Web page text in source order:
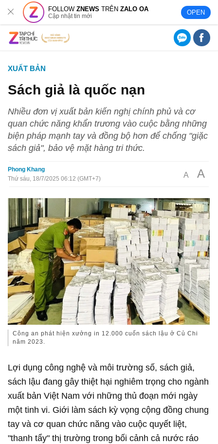
FOLLOWZNEWS TRÊNZALO OA
Cập nhật tin mới OPEN
XUẤT BẢN
Sách giả là quốc nạn
Nhiều đơn vị xuất bản kiến nghị chính phủ và cơ
quan chức năng khẩn trương vào cuộc bằng những
biện pháp mạnh tay và đồng bộ hơn để chống "giặc
sách giả", bảo vệ mặt hàng tri thức.
Phong Khang
Thứ sáu, 18/7/2025 06:12 (GMT+7)
A A
Công an phát hiện xưởng in 12.000 cuốn sách lậu ở Củ Chi
năm 2023.
Lợi dụng công nghệ và môi trường số, sách giả,
sách lậu đang gây thiệt hại nghiêm trọng cho ngành
xuất bản Việt Nam với những thủ đoạn mới ngày
một tinh vi. Giới làm sách kỳ vọng cộng đồng chung
tay và cơ quan chức năng vào cuộc quyết liệt,
"thanh tẩy" thị trường trong bối cảnh cả nước ráo